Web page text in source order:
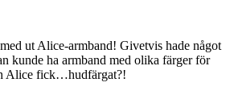
ut Alice-armband! Givetvis hade något
kunde ha armband med olika färger för
Alice fick…hudfärgat?!